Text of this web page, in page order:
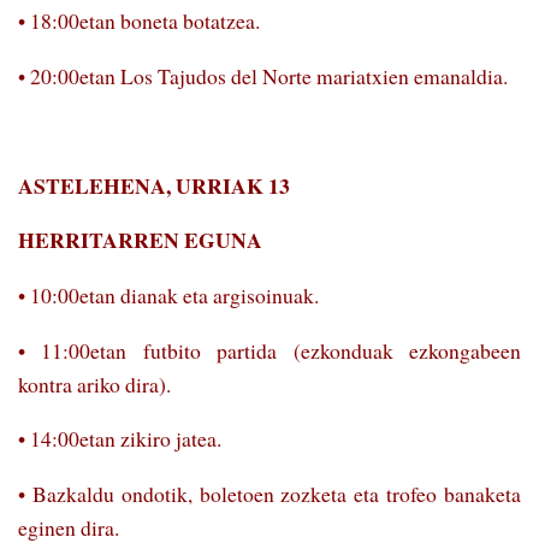
• 18:00etan boneta botatzea.
• 20:00etan Los Tajudos del Norte mariatxien emanaldia.
ASTELEHENA, URRIAK 13
HERRITARREN EGUNA
• 10:00etan dianak eta argisoinuak.
• 11:00etan futbito partida (ezkonduak ezkongabeen
kontra ariko dira).
• 14:00etan zikiro jatea.
• Bazkaldu ondotik, boletoen zozketa eta trofeo banaketa
eginen dira.